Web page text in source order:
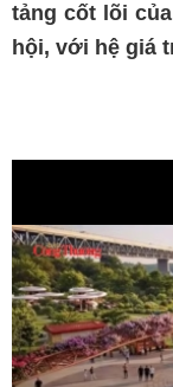
tảng cốt lõi
hội, với hệ giá